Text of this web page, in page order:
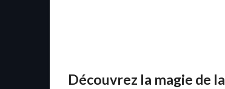
Découvrez la magie de la